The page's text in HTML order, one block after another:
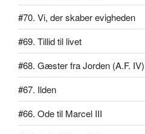
#70. Vi, der skaber evigheden
#69. Tillid til livet
#68. Gæster fra Jorden (A.F. IV)
#67. Ilden
#66. Ode til Marcel III